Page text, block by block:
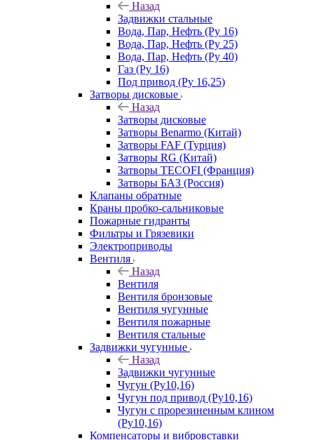
Назад
Задвижки стальные
Вода, Пар, Нефть (Ру 16)
Вода, Пар, Нефть (Ру 25)
Вода, Пар, Нефть (Ру 40)
Газ (Ру 16)
Под привод (Ру 16,25)
Затворы дисковые
Назад
Затворы дисковые
Затворы Benarmo (Китай)
Затворы FAF (Турция)
Затворы RG (Китай)
Затворы TECOFI (Франция)
Затворы БАЗ (Россия)
Клапаны обратные
Краны пробко-сальниковые
Пожарные гидранты
Фильтры и Грязевики
Электроприводы
Вентиля
Назад
Вентиля
Вентиля бронзовые
Вентиля чугунные
Вентиля пожарные
Вентиля стальные
Задвижки чугунные
Назад
Задвижки чугунные
Чугун (Ру10,16)
Чугун под привод (Ру10,16)
Чугун с прорезиненным клином
(Ру10,16)
Компенсаторы и вибровставки